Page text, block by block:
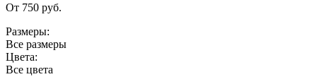
От 750 руб.
Размеры:
Все размеры
Цвета:
Все цвета